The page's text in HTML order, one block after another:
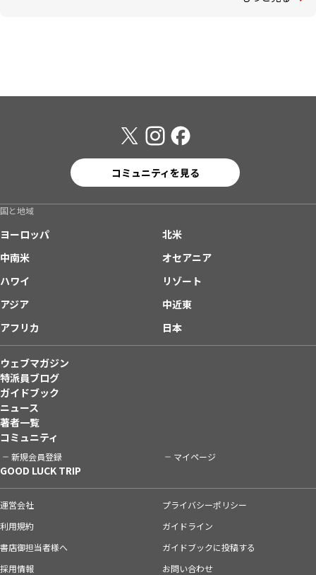
コミュニティを見る
国と地域
ヨーロッパ
北米
中南米
オセアニア
ハワイ
リゾート
アジア
中近東
アフリカ
日本
ウェブマガジン
特派員ブログ
ガイドブック
ニュース
著者一覧
コミュニティ
新規会員登録 マイページ
GOOD LUCK TRIP
運営会社
プライバシーポリシー
利用規約
ガイドライン
書店御担当者様へ
ガイドブックに投稿する
採用情報
お問い合わせ